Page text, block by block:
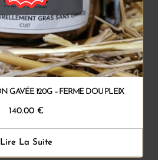
GAVÉE 120G – FERME DOU PLEIX
140.00 €
Lire La Suite